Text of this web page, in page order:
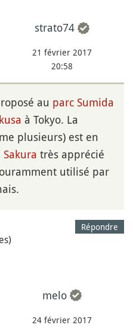
strato74
21 février 2017
20:58
au parc Sumida
à Tokyo. La
plusieurs) est en
Sakura très apprécié
utilisé par
Répondre
melo
24 février 2017